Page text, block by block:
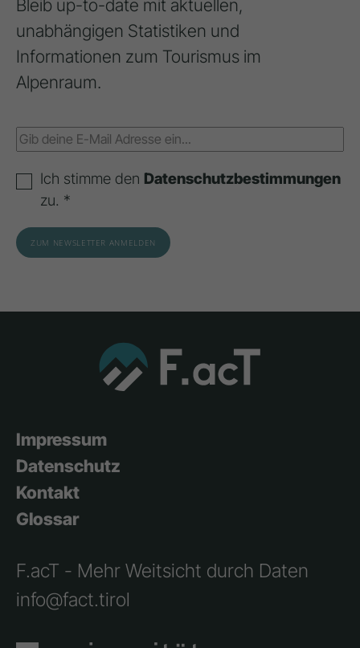
Bleib up-to-date mit aktuellen,
unabhängigen Statistiken und
Informationen zum Tourismus im
Alpenraum.
Ich stimme den Datenschutzbestimmungen
zu. *
Impressum
Datenschutz
Kontakt
Glossar
F.acT - Mehr Weitsicht durch Daten
info@fact.tirol